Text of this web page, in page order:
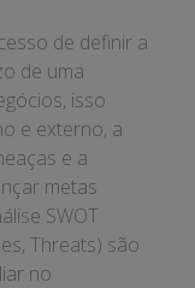
de definir a
de uma
isso
e externo, a
e a
metas
SWOT
Threats) são
no